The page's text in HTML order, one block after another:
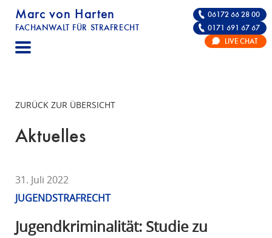
Marc von Harten
FACHANWALT FÜR STRAFRECHT
STRAFRECHT | RECHTSANWALT FÜR DIE
06172 66 28 00
0171 691 67 67
LIVE CHAT
ZURÜCK ZUR ÜBERSICHT
Aktuelles
31. Juli 2022
JUGENDSTRAFRECHT
Jugendkriminalität: Studie zu